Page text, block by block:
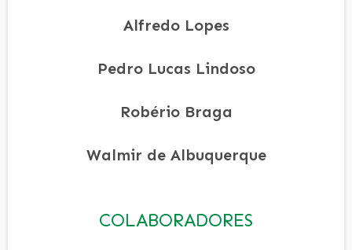
Alfredo Lopes
Pedro Lucas Lindoso
Robério Braga
Walmir de Albuquerque
COLABORADORES